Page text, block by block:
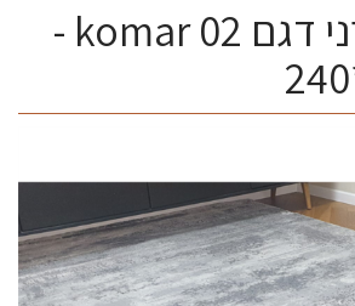
שטיח מודרני דגם komar 02 -